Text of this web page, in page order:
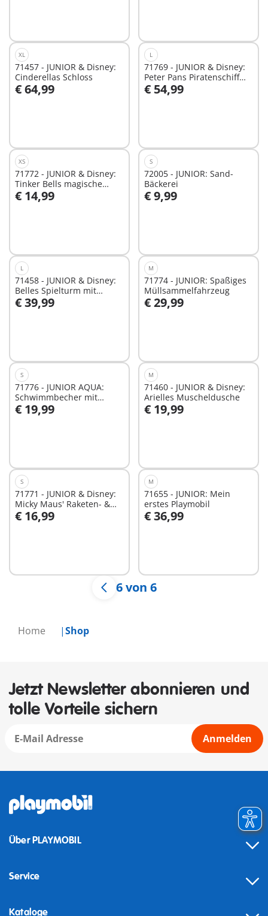
Home Shop
XL
71457 - JUNIOR & Disney:
Cinderellas Schloss
€ 64,99
In den Warenkorb
L
71769 - JUNIOR & Disney:
Peter Pans Piratenschiff
mit Wasserspritzspaß
€ 54,99
In den Warenkorb
XS
71772 - JUNIOR & Disney:
Tinker Bells magische
Feen-Schwimmblume
€ 14,99
In den Warenkorb
S
72005 - JUNIOR: Sand-
Bäckerei
€ 9,99
In den Warenkorb
L
71458 - JUNIOR & Disney:
Belles Spielturm mit
Melodie
€ 39,99
In den Warenkorb
M
71774 - JUNIOR: Spaßiges
Müllsammelfahrzeug
€ 29,99
In den Warenkorb
S
71776 - JUNIOR AQUA:
Schwimmbecher mit
Wasserspaß
€ 19,99
In den Warenkorb
M
71460 - JUNIOR & Disney:
Arielles Muscheldusche
€ 19,99
In den Warenkorb
S
71771 - JUNIOR & Disney:
Micky Maus' Raketen- &
Weltraum-Abenteuer
€ 16,99
In den Warenkorb
M
71655 - JUNIOR: Mein
erstes Playmobil
€ 36,99
In den Warenkorb
6 von 6
Jetzt Newsletter abonnieren und
tolle Vorteile sichern
Anmelden
Über PLAYMOBIL
Service
Kataloge